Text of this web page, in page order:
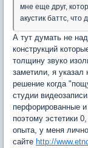
мне еще друг,
акустик баттс, что
А тут думать не
конструкций
толщину звуко
заметили, я указал
решение когда
студии
перфорированные
поэтому эстетики
опыта, у меня
сайте http://